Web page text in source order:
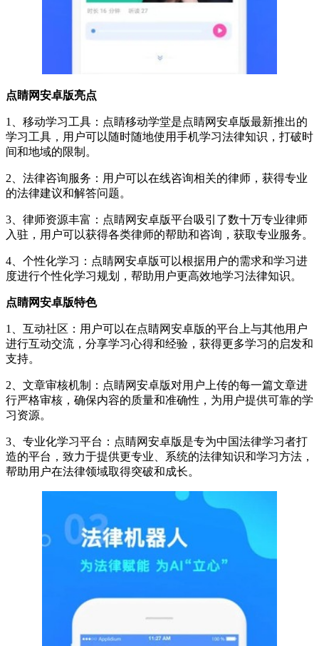
点睛网安卓版亮点
1、移动学习工具：点睛移动学堂是点睛网安卓版最新推出的
学习工具，用户可以随时随地使用手机学习法律知识，打破时
间和地域的限制。
2、法律咨询服务：用户可以在线咨询相关的律师，获得专业
的法律建议和解答问题。
3、律师资源丰富：点睛网安卓版平台吸引了数十万专业律师
入驻，用户可以获得各类律师的帮助和咨询，获取专业服务。
4、个性化学习：点睛网安卓版可以根据用户的需求和学习进
度进行个性化学习规划，帮助用户更高效地学习法律知识。
点睛网安卓版特色
1、互动社区：用户可以在点睛网安卓版的平台上与其他用户
进行互动交流，分享学习心得和经验，获得更多学习的启发和
支持。
2、文章审核机制：点睛网安卓版对用户上传的每一篇文章进
行严格审核，确保内容的质量和准确性，为用户提供可靠的学
习资源。
3、专业化学习平台：点睛网安卓版是专为中国法律学习者打
造的平台，致力于提供更专业、系统的法律知识和学习方法，
帮助用户在法律领域取得突破和成长。